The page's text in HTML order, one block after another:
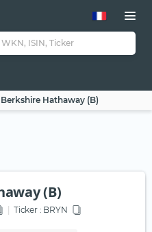
Berkshire Hathaway (B)
(B)
Ticker : BRYN